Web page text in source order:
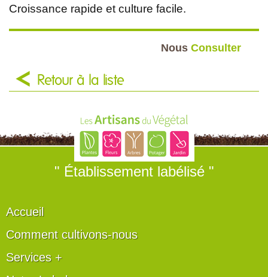
Croissance rapide et culture facile.
Nous Consulter
Retour à la liste
" Établissement labélisé "
Accueil
Comment cultivons-nous
Services +